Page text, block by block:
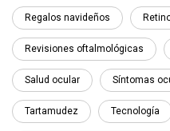
Regalos navideños
Revisiones oftalmológicas
Salud ocular Síntomas
Tartamudez Tecnología